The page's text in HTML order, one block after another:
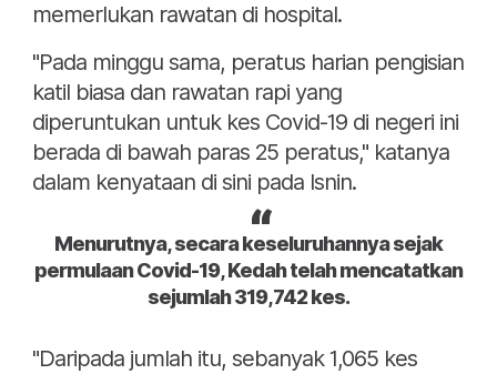
memerlukan rawatan di hospital.
"Pada minggu sama, peratus harian pengisian
katil biasa dan rawatan rapi yang
diperuntukan untuk kes Covid-19 di negeri ini
berada di bawah paras 25 peratus," katanya
dalam kenyataan di sini pada Isnin.
Menurutnya, secara keseluruhannya sejak
permulaan Covid-19, Kedah telah mencatatkan
sejumlah 319,742 kes.
"Daripada jumlah itu, sebanyak 1,065 kes